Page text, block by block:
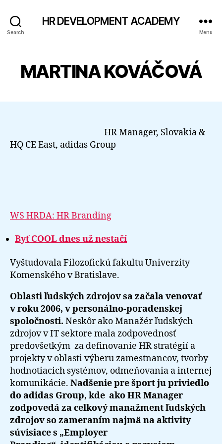
Search
HR DEVELOPMENT ACADEMY
Menu
MARTINA KOVÁČOVÁ
HR Manager, Slovakia &
HQ CE East, adidas Group
WS HRDA: HR Branding
Byť COOL dnes už nestačí
Vyštudovala Filozofickú fakultu Univerzity
Komenského v Bratislave.
Oblasti ľudských zdrojov sa začala venovať
v roku 2006, v personálno-poradenskej
spoločnosti. Neskôr ako Manažér ľudských
zdrojov v IT sektore mala zodpovednosť
predovšetkým za definovanie HR stratégií a
projekty v oblasti výberu zamestnancov, tvorby
hodnotiacich systémov, odmeňovania a internej
komunikácie. Nadšenie pre šport ju priviedlo
do adidas Group, kde ako HR Manager
zodpovedá za celkový manažment ľudských
zdrojov so zameraním najmä na aktivity
súvisiace s „Employer